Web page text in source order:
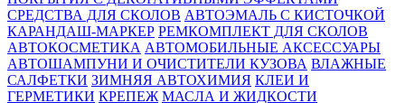
СРЕДСТВА ДЛЯ СКОЛОВ АВТОЭМАЛЬ С КИСТОЧКОЙ
КАРАНДАШ-МАРКЕР РЕМКОМПЛЕКТ ДЛЯ СКОЛОВ
АВТОКОСМЕТИКА АВТОМОБИЛЬНЫЕ АКСЕССУАРЫ
АВТОШАМПУНИ И ОЧИСТИТЕЛИ КУЗОВА ВЛАЖНЫЕ
САЛФЕТКИ ЗИМНЯЯ АВТОХИМИЯ КЛЕИ И
ГЕРМЕТИКИ КРЕПЕЖ МАСЛА И ЖИДКОСТИ